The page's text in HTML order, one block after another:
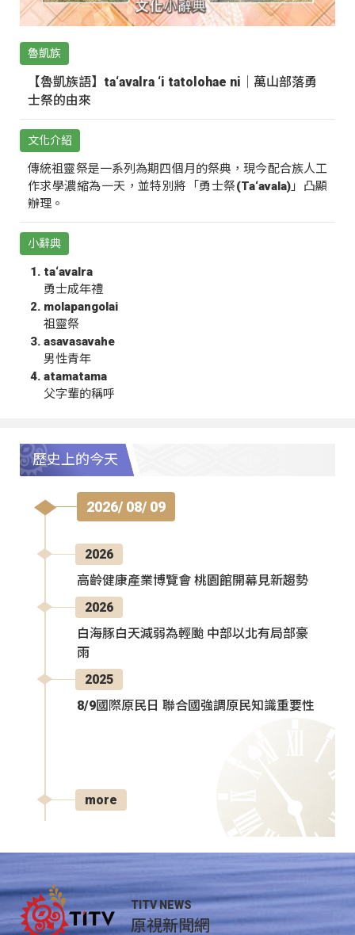
魯凱族
【魯凱族語】ta‘avalra ‘i tatolohae ni｜萬山部落勇
士祭的由來
文化介紹
傳統祖靈祭是一系列為期四個月的祭典，現今配合族人工
作求學濃縮為一天，並特別將「勇士祭(Ta‘avala)」凸顯
辦理。
小辭典
ta‘avalra
勇士成年禮
molapangolai
祖靈祭
asavasavahe
男性青年
atamatama
父字輩的稱呼
歷史上的今天
2026/ 08/ 09
2026
高齡健康產業博覽會 桃園館開幕見新趨勢
2026
白海豚白天減弱為輕颱 中部以北有局部豪
雨
2025
8/9國際原民日 聯合國強調原民知識重要性
more
TITV NEWS
原視新聞網